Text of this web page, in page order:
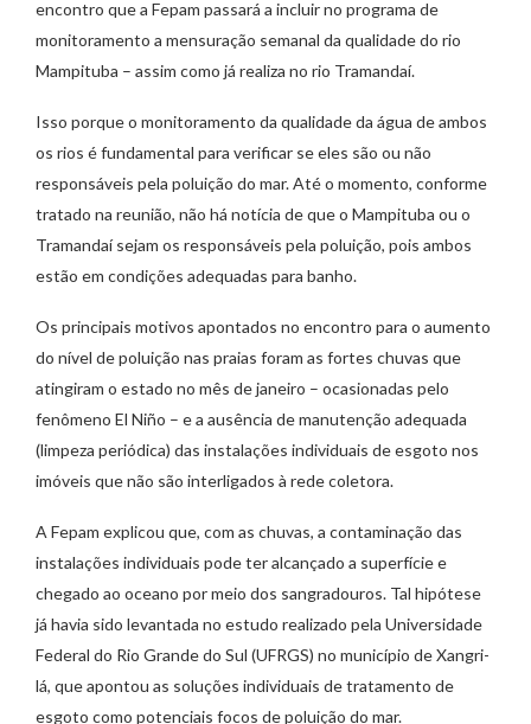
encontro que a Fepam passará a incluir no programa de
monitoramento a mensuração semanal da qualidade do rio
Mampituba – assim como já realiza no rio Tramandaí.
Isso porque o monitoramento da qualidade da água de ambos
os rios é fundamental para verificar se eles são ou não
responsáveis pela poluição do mar. Até o momento, conforme
tratado na reunião, não há notícia de que o Mampituba ou o
Tramandaí sejam os responsáveis pela poluição, pois ambos
estão em condições adequadas para banho.
Os principais motivos apontados no encontro para o aumento
do nível de poluição nas praias foram as fortes chuvas que
atingiram o estado no mês de janeiro – ocasionadas pelo
fenômeno El Niño – e a ausência de manutenção adequada
(limpeza periódica) das instalações individuais de esgoto nos
imóveis que não são interligados à rede coletora.
A Fepam explicou que, com as chuvas, a contaminação das
instalações individuais pode ter alcançado a superfície e
chegado ao oceano por meio dos sangradouros. Tal hipótese
já havia sido levantada no estudo realizado pela Universidade
Federal do Rio Grande do Sul (UFRGS) no município de Xangri-
lá, que apontou as soluções individuais de tratamento de
esgoto como potenciais focos de poluição do mar.